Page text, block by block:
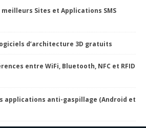
meilleurs Sites et Applications SMS
d’architecture 3D gratuits
entre WiFi, Bluetooth, NFC et RFID
applications anti-gaspillage (Android et